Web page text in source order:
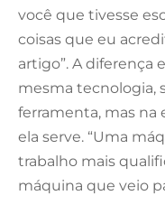
você que tivesse
coisas que eu
artigo”. A diferença
mesma tecnologia,
ferramenta, mas na
ela serve. “Uma
trabalho mais
máquina que veio